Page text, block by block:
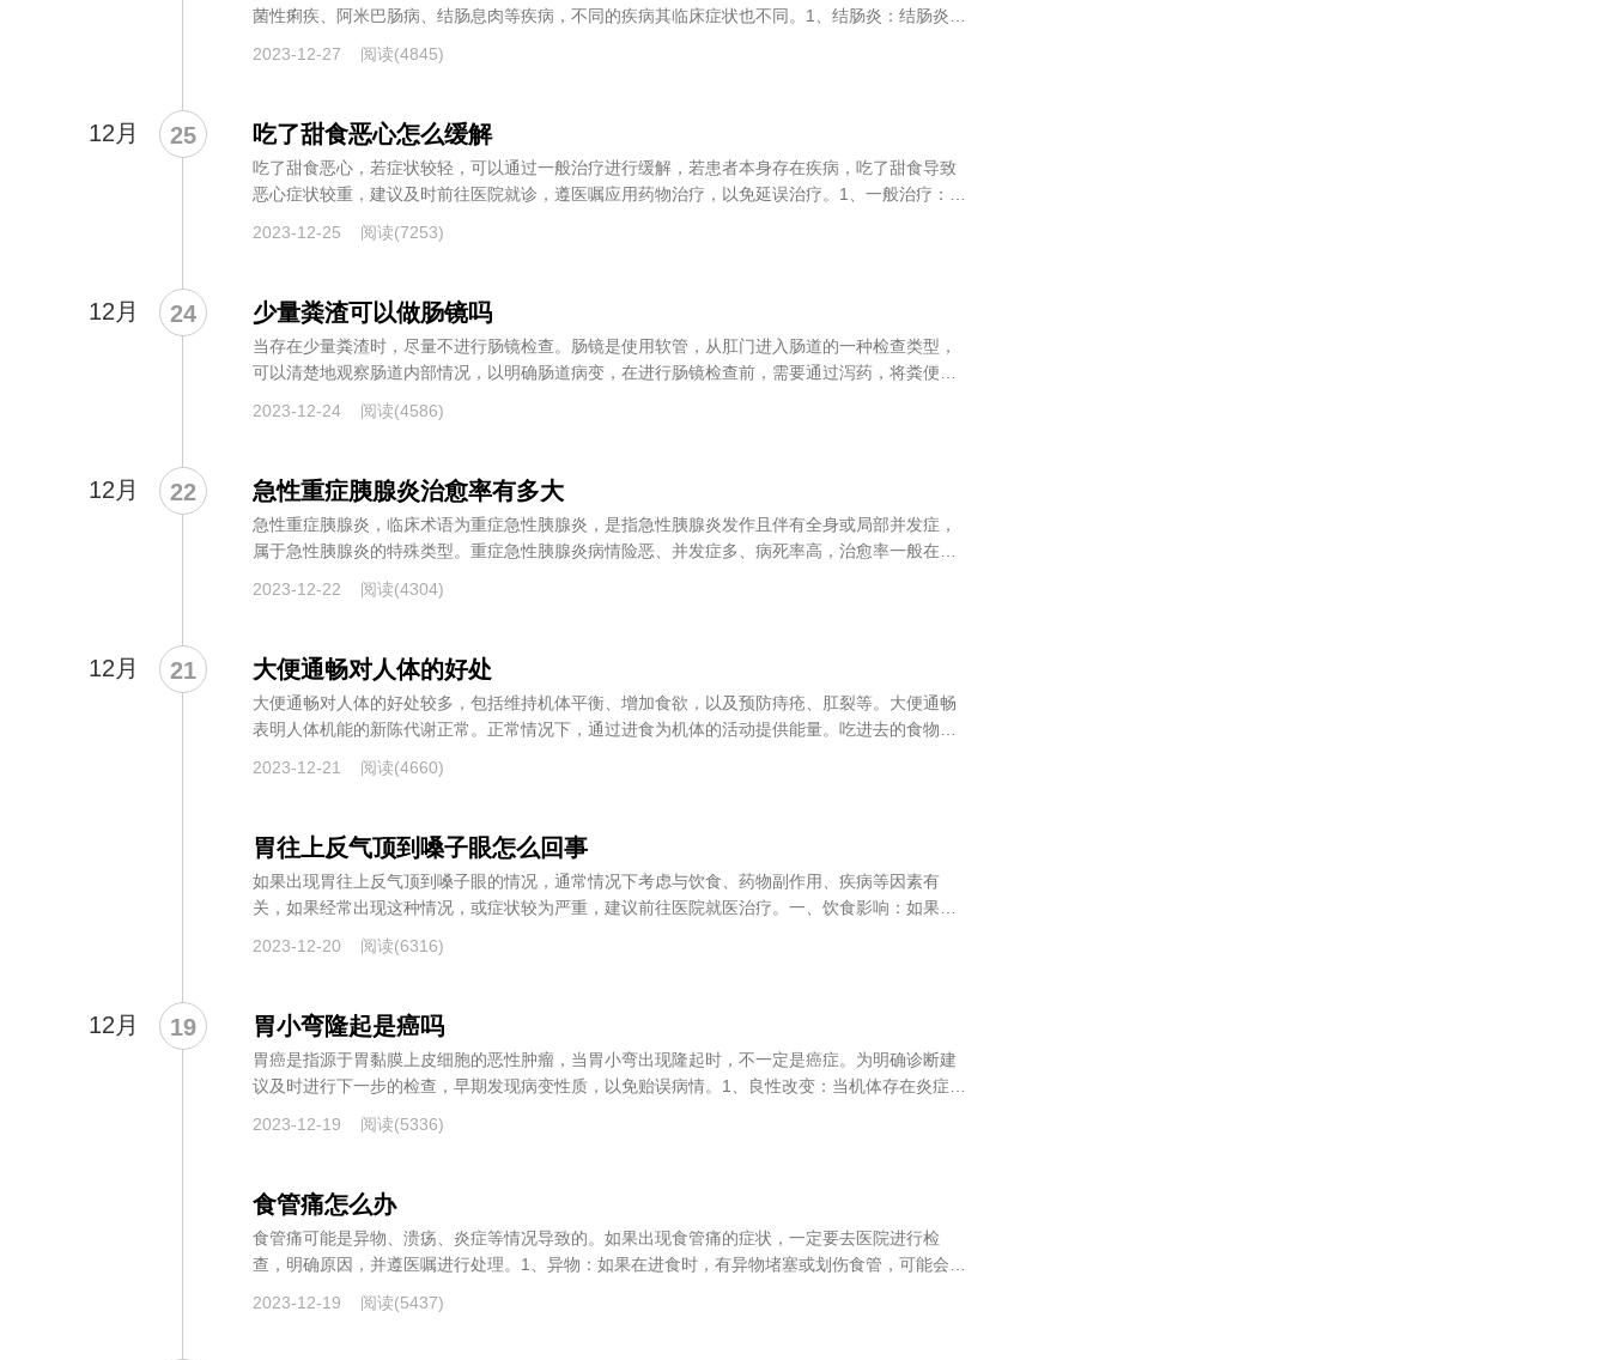
菌性痢疾、阿米巴肠病、结肠息肉等疾病，不同的疾病其临床症状也不同。1、结肠炎：结肠炎一
2023-12-27 阅读(4845)
25
12月 吃了甜食恶心怎么缓解
吃了甜食恶心，若症状较轻，可以通过一般治疗进行缓解，若患者本身存在疾病，吃了甜食导致
恶心症状较重，建议及时前往医院就诊，遵医嘱应用药物治疗，以免延误治疗。1、一般治疗：若
2023-12-25 阅读(7253)
24
12月 少量粪渣可以做肠镜吗
当存在少量粪渣时，尽量不进行肠镜检查。肠镜是使用软管，从肛门进入肠道的一种检查类型，
可以清楚地观察肠道内部情况，以明确肠道病变，在进行肠镜检查前，需要通过泻药，将粪便排
2023-12-24 阅读(4586)
22
12月 急性重症胰腺炎治愈率有多大
急性重症胰腺炎，临床术语为重症急性胰腺炎，是指急性胰腺炎发作且伴有全身或局部并发症，
属于急性胰腺炎的特殊类型。重症急性胰腺炎病情险恶、并发症多、病死率高，治愈率一般在
2023-12-22 阅读(4304)
21
12月 大便通畅对人体的好处
大便通畅对人体的好处较多，包括维持机体平衡、增加食欲，以及预防痔疮、肛裂等。大便通畅
表明人体机能的新陈代谢正常。正常情况下，通过进食为机体的活动提供能量。吃进去的食物通
2023-12-21 阅读(4660)
胃往上反气顶到嗓子眼怎么回事
如果出现胃往上反气顶到嗓子眼的情况，通常情况下考虑与饮食、药物副作用、疾病等因素有
关，如果经常出现这种情况，或症状较为严重，建议前往医院就医治疗。一、饮食影响：如果进
2023-12-20 阅读(6316)
19
12月 胃小弯隆起是癌吗
胃癌是指源于胃黏膜上皮细胞的恶性肿瘤，当胃小弯出现隆起时，不一定是癌症。为明确诊断建
议及时进行下一步的检查，早期发现病变性质，以免贻误病情。1、良性改变：当机体存在炎症，
2023-12-19 阅读(5336)
食管痛怎么办
食管痛可能是异物、溃疡、炎症等情况导致的。如果出现食管痛的症状，一定要去医院进行检
查，明确原因，并遵医嘱进行处理。1、异物：如果在进食时，有异物堵塞或划伤食管，可能会出
2023-12-19 阅读(5437)